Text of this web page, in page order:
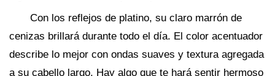
Con los reflejos de platino, su claro marrón de
cenizas brillará durante todo el día. El color acentuador
describe lo mejor con ondas suaves y textura agregada
a su cabello largo. Hay algo que te hará sentir hermoso